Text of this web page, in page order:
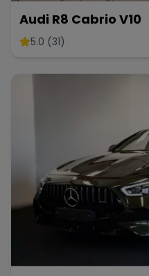
Audi R8 Cabrio V10
5.0 (31)